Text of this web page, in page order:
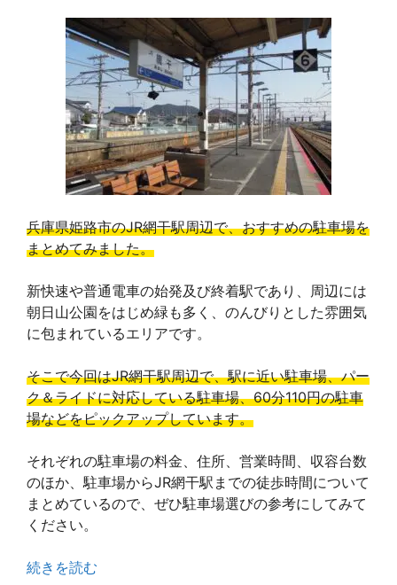
兵庫県姫路市のJR網干駅周辺で、おすすめの駐車場を
まとめてみました。
新快速や普通電車の始発及び終着駅であり、周辺には
朝日山公園をはじめ緑も多く、のんびりとした雰囲気
に包まれているエリアです。
そこで今回はJR網干駅周辺で、駅に近い駐車場、パー
ク＆ライドに対応している駐車場、60分110円の駐車
場などをピックアップしています。
それぞれの駐車場の料金、住所、営業時間、収容台数
のほか、駐車場からJR網干駅までの徒歩時間について
まとめているので、ぜひ駐車場選びの参考にしてみて
ください。
続きを読む